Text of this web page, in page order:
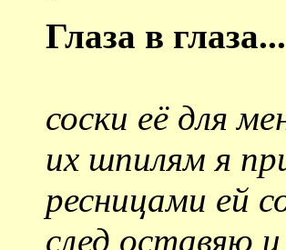
Глаза в глаза...
соски её для
их шпилям я
ресницами ей
след оставяю